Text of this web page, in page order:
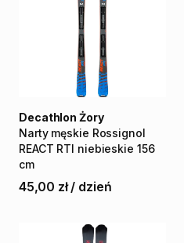
Narty męskie Rossignol
REACT RTI niebieskie 156
cm
Decathlon Żory
45,00 zł / dzień